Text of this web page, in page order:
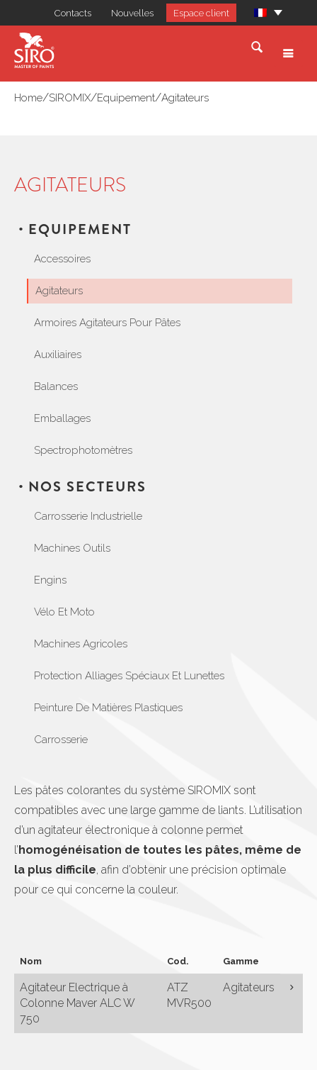
Contacts Nouvelles Espace client
Home/SIROMIX/Equipement/Agitateurs
AGITATEURS
EQUIPEMENT
Accessoires
Agitateurs
Armoires Agitateurs Pour Pâtes
Auxiliaires
Balances
Emballages
Spectrophotomètres
NOS SECTEURS
Carrosserie Industrielle
Machines Outils
Engins
Vélo Et Moto
Machines Agricoles
Protection Alliages Spéciaux Et Lunettes
Peinture De Matières Plastiques
Carrosserie
Les pâtes colorantes du système SIROMIX sont
compatibles avec une large gamme de liants. L’utilisation
d’un agitateur électronique à colonne permet
l’homogénéisation de toutes les pâtes, même de
la plus difficile, afin d’obtenir une précision optimale
pour ce qui concerne la couleur.
Nom Cod. Gamme
Agitateur Electrique à
Colonne Maver ALC W
750
ATZ
MVR500
Agitateurs